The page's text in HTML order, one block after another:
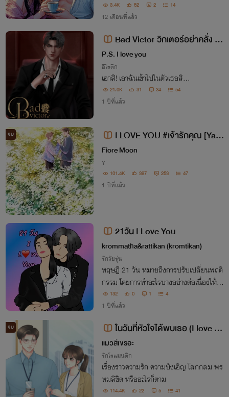
能感受到这种幸福来代替
孤独的感觉 ไม่รู้ว่าทุกอย่างระหว่างเร
าสองคน...เปลี่ยนไปเมื่อไหร่ แต่รู้ว่ามันกลา
ยเป็นความสุขที่เข้ามา...แทนที่ความเหงาใน
หัวใจ
3.4K 52 2 14
12 เดือนที่แล้ว
Bad Victor วิกเตอร์อย่าคลั่ง (รั
ก) เกิน
P.S. I love you
อีโรติก
เอาสิ! เอาฉันเข้าไปในตัวเธอสิ…
21.0K 31 34 54
1 ปีที่แล้ว
จบ
I LOVE YOU #เจ้ารักคุณ [Yaoi
, Boy's Love]
Fiore Moon
Y
101.4K 397 253 47
1 ปีที่แล้ว
21วัน I Love You
krommatha&rattikan (kromtikan)
รักวัยรุ่น
ทฤษฎี 21 วัน หมายถึงการปรับเปลี่ยนพฤติ
กรรม โดยการทำอะไรบางอย่างต่อเนื่องให้ติ
ดเป็นนิสัย แล้วถ้าเราจีบอีกฝ่ายอย่างต่อเนื่อ
งเป็นประจำเราอาจจะปรับเปลี่ยนพฤติกรรม
นิสัย และความคิด
132 0 1 4
1 ปีที่แล้ว
จบ
ในวันที่หัวใจได้พบเธอ (I love yo
u to the moon & Star)
แมวสีเขรอะ
รักโรแมนติก
เรื่องราวความรัก ความบังเอิญ โลกกลม พร
หมลิขิต หรืออะไรก็ตาม
114.4K 22 5 41